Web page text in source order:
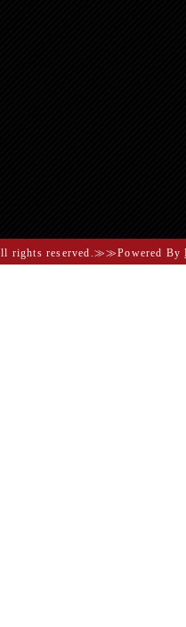
rights reserved.≫≫Powered By